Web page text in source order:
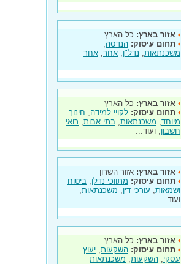
אזור בארץ: כל הארץ
תחום עיסוק: הנדסה,
משכנתאות, נדל"ן, אחר, אחר
אזור בארץ: כל הארץ
תחום עיסוק: לקויי למידה, חינוך
מיוחד, משכנתאות, בתי אבות, רואי
חשבון, ועוד...
אזור בארץ: אזור השרון
תחום עיסוק: מתווכי נדלן, ביטוח
ושמאות, עורכי דין, משכנתאות,
ועוד...
אזור בארץ: כל הארץ
תחום עיסוק: השקעות, יעוץ
עסקי, השקעות, משכנתאות